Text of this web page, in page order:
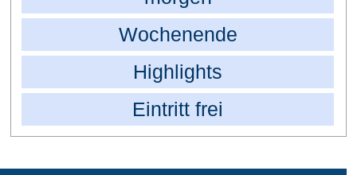
Wochenende
Highlights
Eintritt frei